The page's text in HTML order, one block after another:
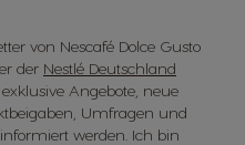
von Nescafé Dolce Gusto
der Nestlé Deutschland
Angebote, neue
Umfragen und
werden. Ich bin